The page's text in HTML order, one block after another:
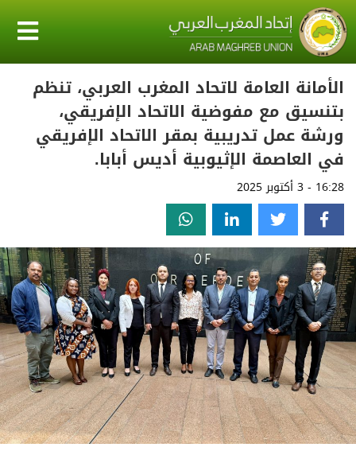
الأمانة العامة لاتحاد المغرب العربي، تنظم
بتنسيق مع مفوضية الاتحاد الإفريقي،
ورشة عمل تدريبية بمقر الاتحاد الإفريقي
في العاصمة الإثيوبية أديس أبابا.
16:28 - 3 أكتوبر 2025